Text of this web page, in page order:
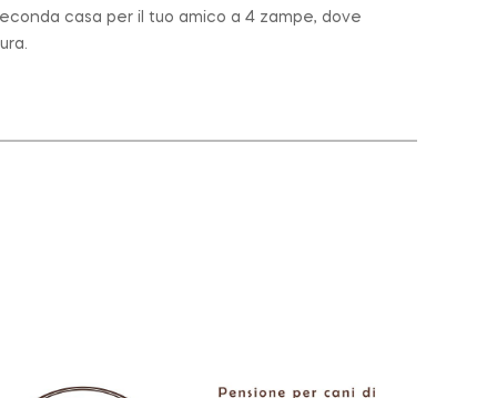
casa per il tuo amico a 4 zampe, dove